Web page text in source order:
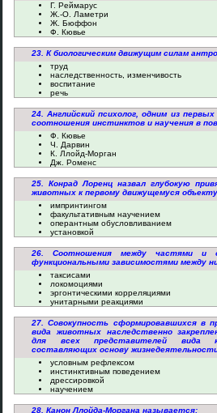
Г. Реймарус
Ж.-О. Ламетри
Ж. Бюффон
Ф. Кювье
23. К биологическим движущим силам
труд
наследственность, изменчивость
воспитание
речь
24. Английский психолог, одним из
соотношения инстинктов и научения в
Ф. Кювье
Ч. Дарвин
К. Ллойд-Морган
Дж. Роменс
25. Конрад Лоренц назвал глубокую
животных к первому движущемуся объекту
импринтингом
факультативным научением
оперантным обусловливанием
установкой
26. Соотношения между частями и
функциональными зависимостями между
таксисами
локомоциями
эргонтическими корреляциями
унитарными реакциями
27. Совокупность сформировавшихся в
вида животных наследственно
для всех представителей вида
составляющих основу
условным рефлексом
инстинктивным поведением
дрессировкой
научением
28. Канон Ллойда-Моргана называется: